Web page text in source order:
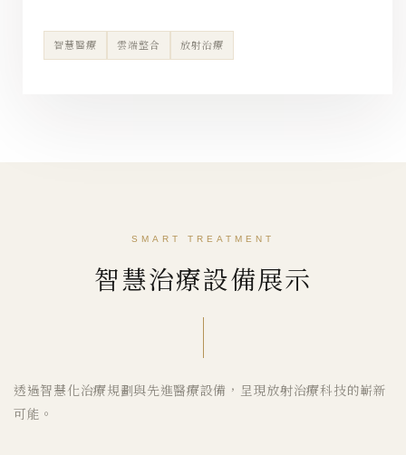
智慧醫療 雲端整合 放射治療
SMART TREATMENT
智慧治療設備展示
透過智慧化治療規劃與先進醫療設備，呈現放射治療科技的嶄新
可能。